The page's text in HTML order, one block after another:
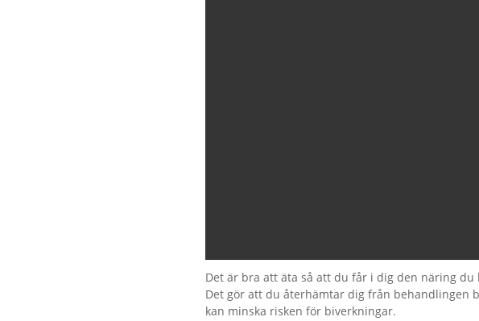
Det är bra att äta så att du får i dig den näring du
Det gör att du återhämtar dig från behandlingen
kan minska risken för biverkningar.